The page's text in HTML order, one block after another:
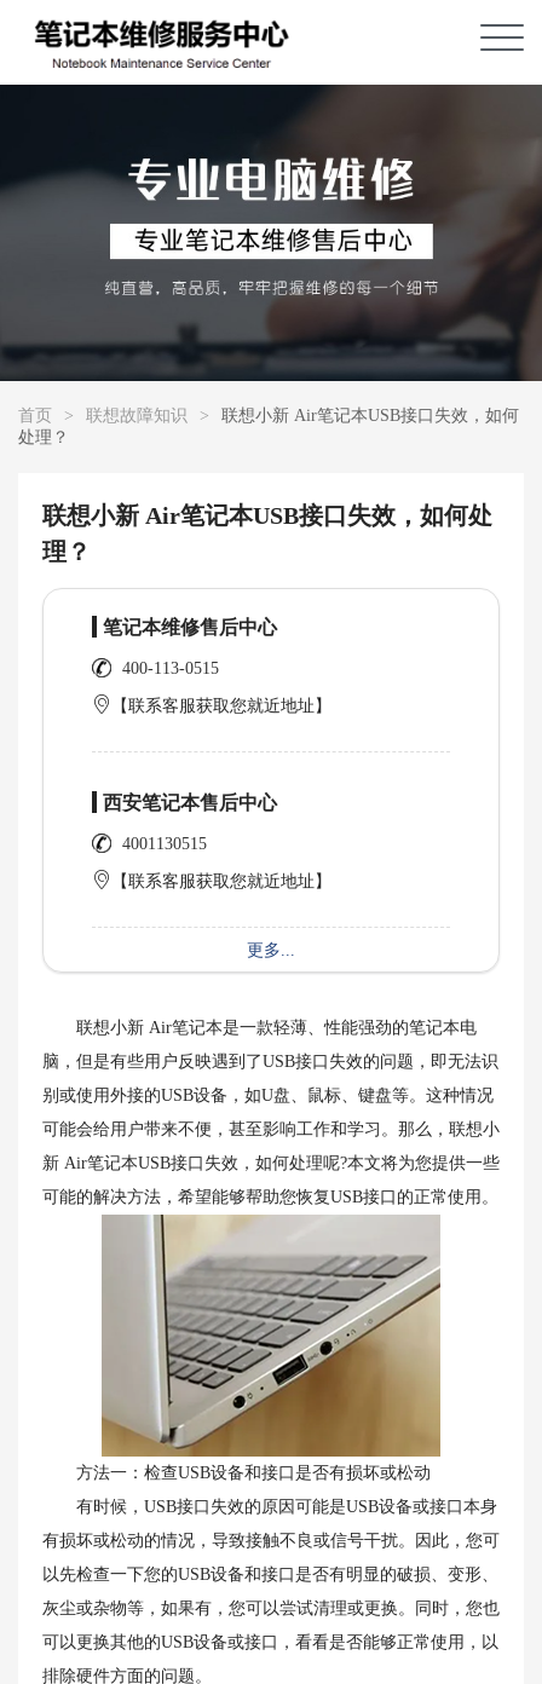
首页 > 联想故障知识 >
联想小新 Air笔记本USB接口失效，如何
处理？
联想小新 Air笔记本USB接口失效，如何处
理？
笔记本维修售后中心
400-113-0515
【联系客服获取您就近地址】
西安笔记本售后中心
4001130515
【联系客服获取您就近地址】
更多...
联想小新 Air笔记本是一款轻薄、性能强劲的笔记本电
脑，但是有些用户反映遇到了USB接口失效的问题，即无法识
别或使用外接的USB设备，如U盘、鼠标、键盘等。这种情况
可能会给用户带来不便，甚至影响工作和学习。那么，联想小
新 Air笔记本USB接口失效，如何处理呢?本文将为您提供一些
可能的解决方法，希望能够帮助您恢复USB接口的正常使用。
方法一：检查USB设备和接口是否有损坏或松动
有时候，USB接口失效的原因可能是USB设备或接口本身
有损坏或松动的情况，导致接触不良或信号干扰。因此，您可
以先检查一下您的USB设备和接口是否有明显的破损、变形、
灰尘或杂物等，如果有，您可以尝试清理或更换。同时，您也
可以更换其他的USB设备或接口，看看是否能够正常使用，以
排除硬件方面的问题。